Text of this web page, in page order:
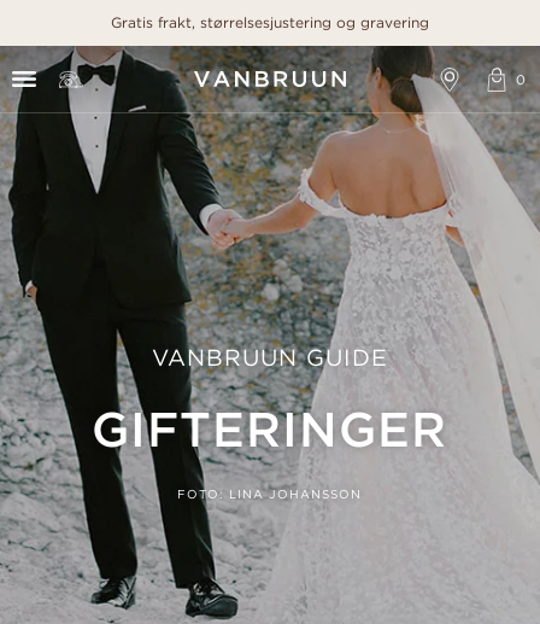
Gratis frakt, størrelsesjustering og gravering
VANBRUUN GUIDE
GIFTERINGER
FOTO: LINA JOHANSSON